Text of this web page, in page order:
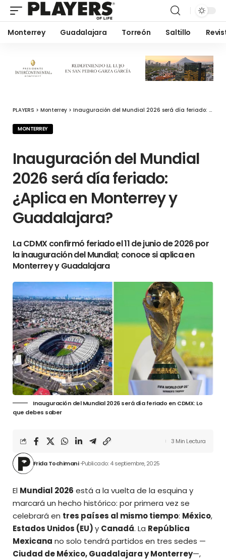
Monterrey Guadalajara Torreón Saltillo
PLAYERS > Monterrey > Inauguración del Mundial 2026 será día feriado: ¿Aplica en Monterrey y Guadalajara?
MONTERREY
Inauguración del Mundial
2026 será día feriado:
¿Aplica en Monterrey y
Guadalajara?
La CDMX confirmó feriado el 11 de junio de 2026 por
la inauguración del Mundial; conoce si aplica en
Monterrey y Guadalajara
Inauguración del Mundial 2026 será día feriado en CDMX: Lo
que debes saber
Frida Tochimani Publicado: 4 septiembre, 2025
3 Min Lectura
El Mundial 2026 está a la vuelta de la esquina y
marcará un hecho histórico: por primera vez se
celebrará en tres países al mismo tiempo: México,
Estados Unidos (EU)y Canadá. La República
Mexicana no solo tendrá partidos en tres sedes —
Ciudad de México, Guadalajara y Monterrey—,